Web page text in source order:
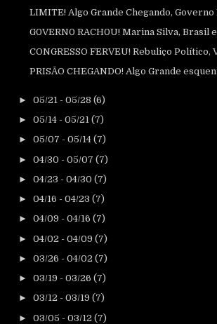
LIMITE! Algo Grande Chegando, Governo
G0VERN0 RACH0U! Marina Silva, Brasil
CONGRESSO FERVEU! Rebuliço Político,
PRISÃO CHEGANDO! Algo Grande
► 05/21 - 05/28 (6)
► 05/14 - 05/21 (7)
► 05/07 - 05/14 (7)
► 04/30 - 05/07 (7)
► 04/23 - 04/30 (7)
► 04/16 - 04/23 (7)
► 04/09 - 04/16 (7)
► 04/02 - 04/09 (7)
► 03/26 - 04/02 (7)
► 03/19 - 03/26 (7)
► 03/12 - 03/19 (7)
► 03/05 - 03/12 (7)